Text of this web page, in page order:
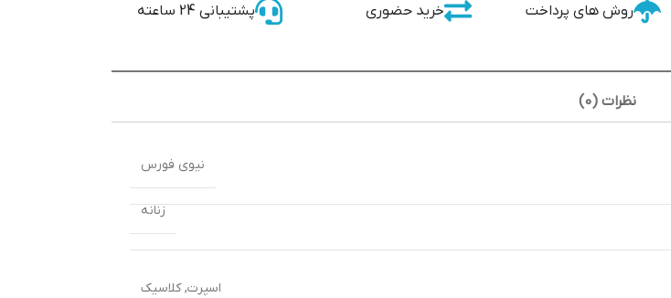
روش های پرداخت خرید حضوری پشتیبانی 24 ساعته
نظرات (0)
زنانه
اسپرت,کلاسیک
نیوی فورس